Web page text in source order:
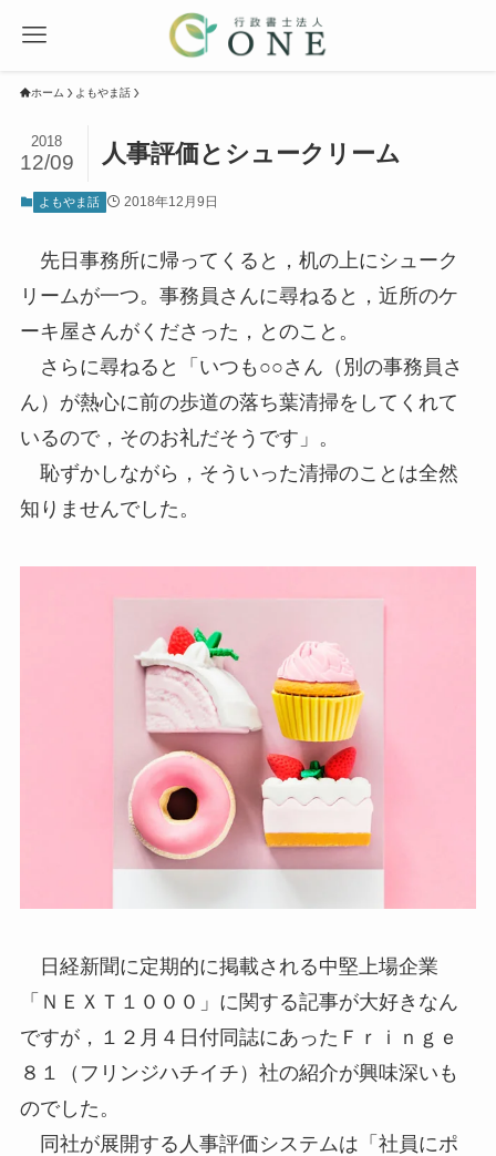
ホーム よもやま話
人事評価とシュークリーム
2018
12/09
よもやま話 2018年12月9日
先日事務所に帰ってくると，机の上にシューク
リームが一つ。事務員さんに尋ねると，近所のケ
ーキ屋さんがくださった，とのこと。
さらに尋ねると「いつも○○さん（別の事務員さ
ん）が熱心に前の歩道の落ち葉清掃をしてくれて
いるので，そのお礼だそうです」。
恥ずかしながら，そういった清掃のことは全然
知りませんでした。
日経新聞に定期的に掲載される中堅上場企業
「ＮＥＸＴ１０００」に関する記事が大好きなん
ですが，１２月４日付同誌にあったＦｒｉｎｇｅ
８１（フリンジハチイチ）社の紹介が興味深いも
のでした。
同社が展開する人事評価システムは「社員にポ